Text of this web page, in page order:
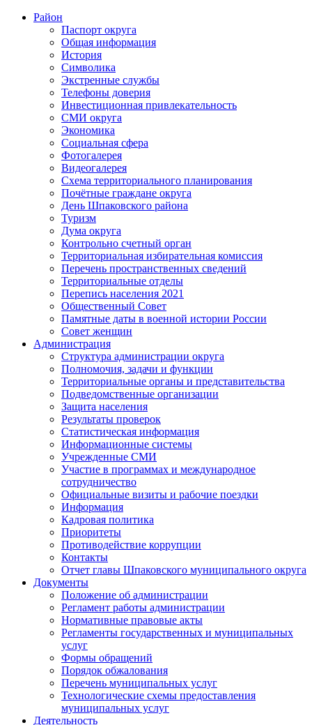
Район
Паспорт округа
Общая информация
История
Символика
Экстренные службы
Телефоны доверия
Инвестиционная привлекательность
СМИ округа
Экономика
Социальная сфера
Фотогалерея
Видеогалерея
Схема территориального планирования
Почётные граждане округа
День Шпаковского района
Туризм
Дума округа
Контрольно счетный орган
Территориальная избирательная комиссия
Перечень пространственных сведений
Территориальные отделы
Перепись населения 2021
Общественный Совет
Памятные даты в военной истории России
Совет женщин
Администрация
Структура администрации округа
Полномочия, задачи и функции
Территориальные органы и представительства
Подведомственные организации
Защита населения
Результаты проверок
Статистическая информация
Информационные системы
Учрежденные СМИ
Участие в программах и международное
сотрудничество
Официальные визиты и рабочие поездки
Информация
Кадровая политика
Приоритеты
Противодействие коррупции
Контакты
Отчет главы Шпаковского муниципального округа
Документы
Положение об администрации
Регламент работы администрации
Нормативные правовые акты
Регламенты государственных и муниципальных
услуг
Формы обращений
Порядок обжалования
Перечень муниципальных услуг
Технологические схемы предоставления
муниципальных услуг
Деятельность